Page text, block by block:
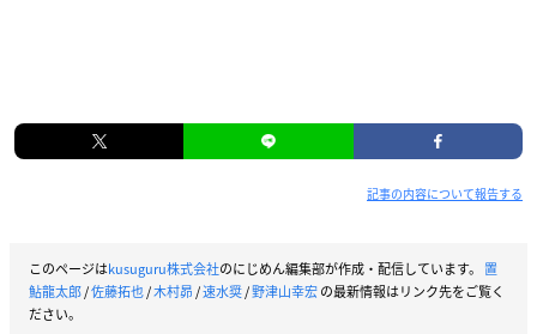
記事の内容について報告する
このページはkusuguru株式会社のにじめん編集部が作成・配信しています。 置
鮎龍太郎/佐藤拓也/木村昴/速水奨/野津山幸宏の最新情報はリンク先をご覧く
ださい。